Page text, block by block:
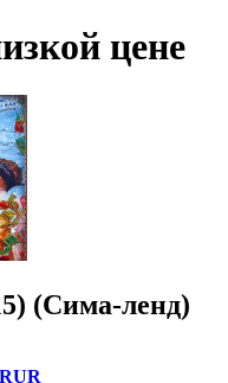
цене
(Сима-ленд)